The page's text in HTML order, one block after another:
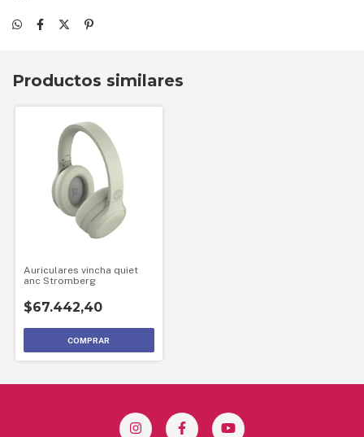
Productos similares
Auriculares vincha quiet
anc Stromberg
$67.442,40